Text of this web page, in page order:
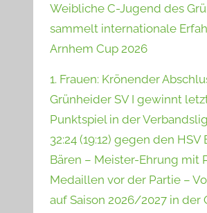
Weibliche C-Jugend des
sammelt internationale
Arnhem Cup 2026
1. Frauen: Krönender
Grünheider SV I gewinnt
Punktspiel in der
32:24 (19:12) gegen den HSV
Bären – Meister-Ehrung mit
Medaillen vor der Partie –
auf Saison 2026/2027 in der